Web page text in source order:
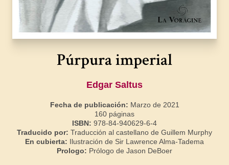
Púrpura imperial
Edgar Saltus
Fecha de publicación: Marzo de 2021
160 páginas
ISBN: 978-84-940629-6-4
Traducido por: Traducción al castellano de Guillem Murphy
En cubierta: Ilustración de Sir Lawrence Alma-Tadema
Prologo: Prólogo de Jason DeBoer